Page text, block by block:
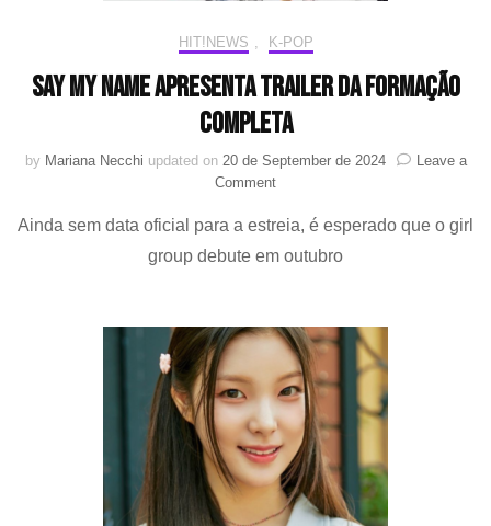
HIT!NEWS K-POP
SAY MY NAME apresenta trailer da formação
completa
by Mariana Necchi updated on 20 de September de 2024
Leave a
Commenton
MY
NAME
formação
completa
Ainda sem data oficial para a estreia, é esperado que o girl
group debute em outubro